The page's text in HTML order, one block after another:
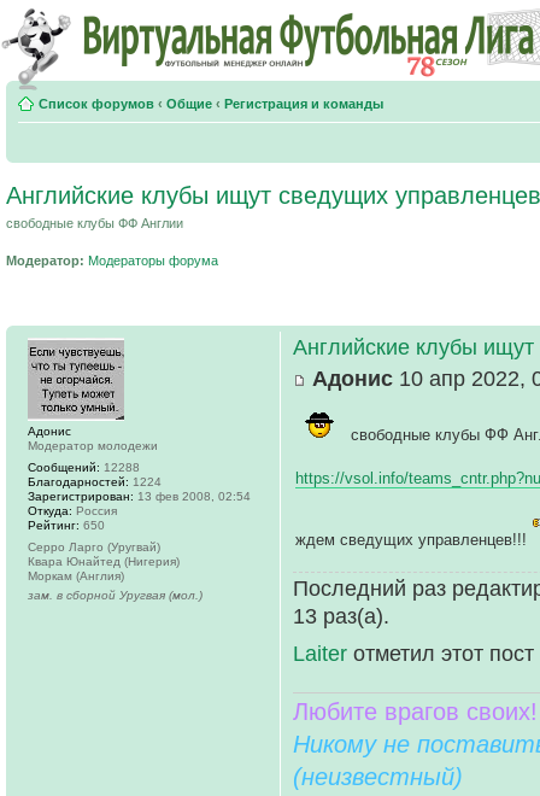
Список форумов ‹ Общие ‹ Регистрация и команды
Английские клубы ищут сведущих управленцев
свободные клубы ФФ Англии
Модератор: Модераторы форума
Английские клубы
Адонис 10 апр 2022,
свободные клубы ФФ
https://vsol.info/
ждем сведущих управленцев!!!
Последний раз
13 раз(а).
Laiter отметил этот
Любите врагов
Никому не
(неизвестный)
Адонис
Модератор молодежи
Сообщений: 12288
Благодарностей: 1224
Зарегистрирован: 13 фев 2008, 02:54
Откуда: Россия
Рейтинг: 650
Серро Ларго (Уругвай)
Квара Юнайтед (Нигерия)
Моркам (Англия)
зам. в сборной Уругвая (мол.)